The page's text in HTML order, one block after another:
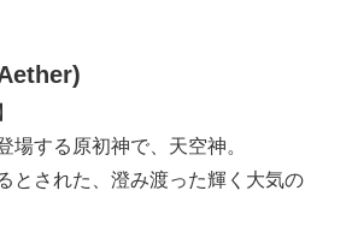
場する原初神で、天空神。
とされた、澄み渡った輝く大気の